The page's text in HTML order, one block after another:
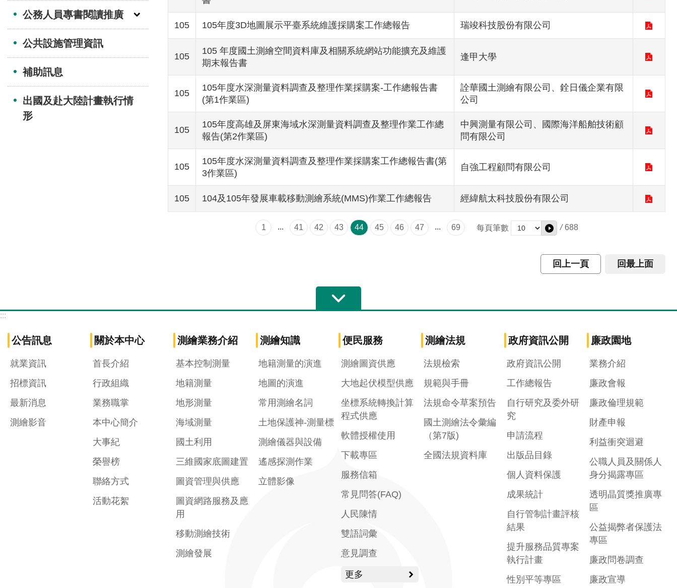
公務人員專書閱讀推廣
公共設施管理資訊
補助訊息
出國及赴大陸計畫執行情
形
105 105年度3D地圖展示平臺系統維護採購案工作總報告 瑞竣科技股份有限公司
105
105 年度國土測繪空間資料庫及相關系統網站功能擴充及維護
期末報告書
逢甲大學
105
105年度水深測量資料調查及整理作業採購案-工作總報告書
(第1作業區)
詮華國土測繪有限公司、銓日儀企業有限
公司
105
105年度高雄及屏東海域水深測量資料調查及整理作業工作總
報告(第2作業區)
中興測量有限公司、國際海洋船舶技術顧
問有限公司
105
105年度水深測量資料調查及整理作業採購案工作總報告書(第
3作業區)
自強工程顧問有限公司
105 104及105年發展車載移動測繪系統(MMS)作業工作總報告 經緯航太科技股份有限公司
1 ... 41 42 43 44 45 46 47 ... 69 每頁筆數 / 688
回上一頁 回最上面
:::
公告訊息
就業資訊
招標資訊
最新消息
測繪影音
關於本中心
首長介紹
行政組織
業務職掌
本中心簡介
大事紀
榮譽榜
聯絡方式
活動花絮
測繪業務介紹
基本控制測量
地籍測量
地形測量
海域測量
國土利用
三維國家底圖建置
圖資管理與供應
圖資網路服務及應
用
移動測繪技術
測繪發展
測繪知識
地籍測量的演進
地圖的演進
常用測繪名詞
土地保護神-測量標
測繪儀器與設備
遙感探測作業
立體影像
便民服務
測繪圖資供應
大地起伏模型供應
坐標系統轉換計算
程式供應
軟體授權使用
下載專區
服務信箱
常見問答(FAQ)
人民陳情
雙語詞彙
意見調查
更多
測繪法規
法規檢索
規範與手冊
法規命令草案預告
國土測繪法令彙編
（第7版)
全國法規資料庫
政府資訊公開
政府資訊公開
工作總報告
自行研究及委外研
究
申請流程
出版品目錄
個人資料保護
成果統計
自行管制計畫評核
結果
提升服務品質專案
執行計畫
性別平等專區
廉政園地
業務介紹
廉政會報
廉政倫理規範
財產申報
利益衝突迴避
公職人員及關係人
身分揭露專區
透明晶質獎推廣專
區
公益揭弊者保護法
專區
廉政問卷調查
廉政宣導